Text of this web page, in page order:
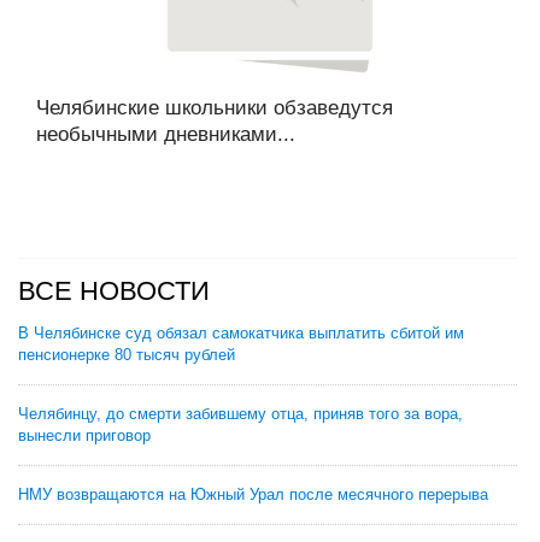
Челябинские школьники обзаведутся
необычными дневниками...
ВСЕ НОВОСТИ
В Челябинске суд обязал самокатчика выплатить сбитой им
пенсионерке 80 тысяч рублей
Челябинцу, до смерти забившему отца, приняв того за вора,
вынесли приговор
НМУ возвращаются на Южный Урал после месячного перерыва